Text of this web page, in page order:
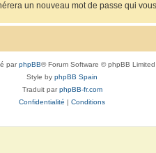
un nouveau mot de passe qui
parphpBB® Forum Software © phpBB Limited
Style by phpBB Spain
Traduit parphpBB-fr.com
Confidentialité
Conditions